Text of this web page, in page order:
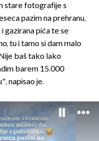
stare fotografije s
pazim na prehranu,
gazirana pića te se
tu i tamo si dam malo
baš tako lako
barem 15.000
napisao je.